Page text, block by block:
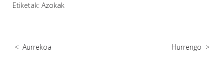
Etiketak: Azokak
< Aurrekoa Hurrengo >